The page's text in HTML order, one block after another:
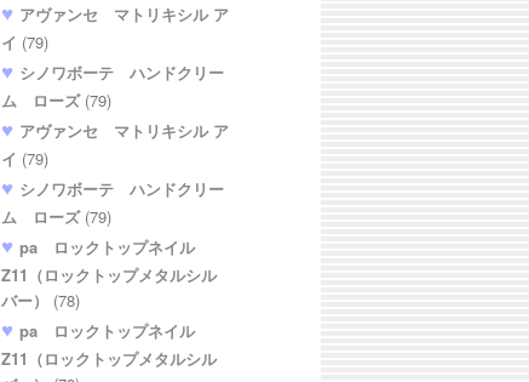
アヴァンセ マトリキシル ア
イ (79)
シノワボーテ ハンドクリー
ム ローズ(79)
アヴァンセ マトリキシル ア
イ (79)
シノワボーテ ハンドクリー
ム ローズ(79)
pa ロックトップネイル
Z11（ロックトップメタルシル
バー）
(78)
pa ロックトップネイル
Z11（ロックトップメタルシル